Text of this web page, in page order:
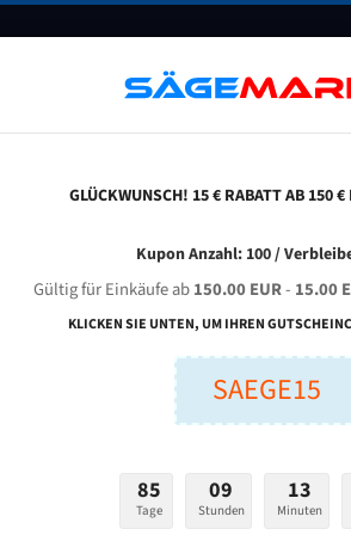
FAQ GUTSCHEINE BLOG
300 DCTV / DCA / DCNC für
Breite (mm):
GLÜCKWUNSCH! 15 € RABATT AB 150
Kupon Anzahl: 100 /
Gültig für Einkäufe ab150.00 EUR- 15.00
KLICKEN SIE UNTEN, UM IHREN
SAEGE15
85
Tage
09
Stunden
13
Minuten